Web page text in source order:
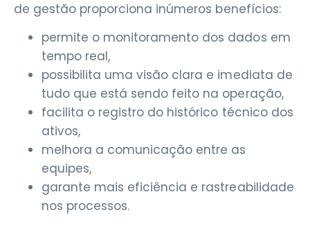
de gestão proporciona inúmeros benefícios:
permite o monitoramento dos dados em
tempo real,
possibilita uma visão clara e imediata de
tudo que está sendo feito na operação,
facilita o registro do histórico técnico dos
ativos,
melhora a comunicação entre as
equipes,
garante mais eficiência e rastreabilidade
nos processos.